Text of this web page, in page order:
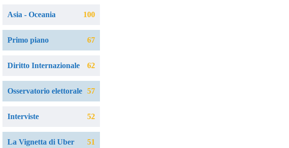
Asia - Oceania 100
Primo piano 67
Diritto Internazionale 62
Osservatorio elettorale 57
Interviste 52
La Vignetta di Uber 51